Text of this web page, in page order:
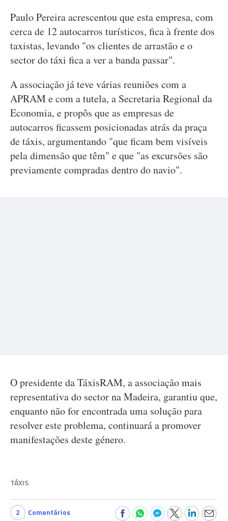
Paulo Pereira acrescentou que esta empresa, com
cerca de 12 autocarros turísticos, fica à frente dos
taxistas, levando "os clientes de arrastão e o
sector do táxi fica a ver a banda passar".
A associação já teve várias reuniões com a
APRAM e com a tutela, a Secretaria Regional da
Economia, e propôs que as empresas de
autocarros ficassem posicionadas atrás da praça
de táxis, argumentando "que ficam bem visíveis
pela dimensão que têm" e que "as excursões são
previamente compradas dentro do navio".
O presidente da TáxisRAM, a associação mais
representativa do sector na Madeira, garantiu que,
enquanto não for encontrada uma solução para
resolver este problema, continuará a promover
manifestações deste género.
TÁXIS
2 Comentários